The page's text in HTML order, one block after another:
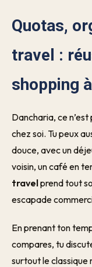
Quotas,
travel :
shopping
Dancharia, ce n’est
chez soi. Tu peux
douce, avec un
voisin, un café en
travelprend tout
escapade
En prenant ton
compares, tu
surtout le classique